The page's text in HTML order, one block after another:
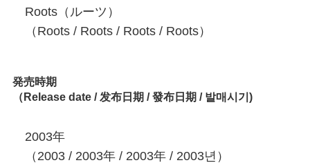
Roots（ルーツ）
（Roots / Roots / Roots / Roots）
発売時期
（Release date / 发布日期 / 發布日期 / 발매시기)
2003年
（2003 / 2003年 / 2003年 / 2003년）